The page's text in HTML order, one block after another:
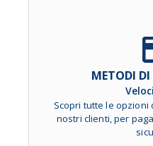
METODI
Scopri tutte le
nostri clienti, per